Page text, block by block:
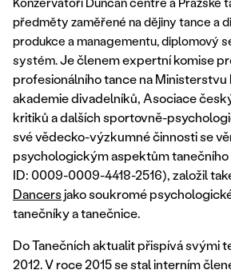
předměty zaměřené na dějiny tance a
produkce a managementu, diplomový
systém.Je členem expertní komise
profesionálního tance na
akademie divadelníků, Asociace
kritiků a dalších sportovně-
své vědecko-výzkumné činnosti se
psychologickým aspektům tanečního
ID: 0009-0009-4418-2516), založil
Dancersjako soukromé
tanečníky a tanečnice.
Do Tanečních aktualit přispívá svými
2012. V roce 2015 se stal interním